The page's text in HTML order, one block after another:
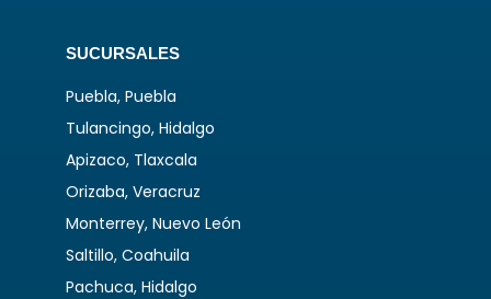
SUCURSALES
Puebla, Puebla
Tulancingo, Hidalgo
Apizaco, Tlaxcala
Orizaba, Veracruz
Monterrey, Nuevo León
Saltillo, Coahuila
Pachuca, Hidalgo